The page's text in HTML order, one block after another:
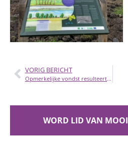
VORIG BERICHT
Opmerkelijke vondst resulteert in imposant kunstwerk
WORD LID VAN